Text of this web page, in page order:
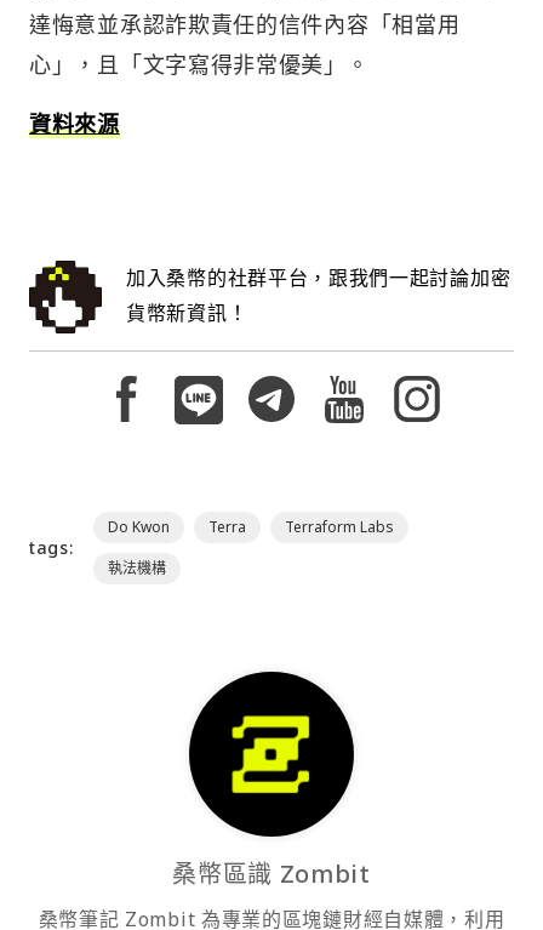
達悔意並承認詐欺責任的信件內容「相當用
心」，且「文字寫得非常優美」。
資料來源
加入桑幣的社群平台，跟我們一起討論加密
貨幣新資訊！
tags:
Do Kwon Terra
Terraform Labs
執法機構
桑幣區識 Zombit
桑幣筆記 Zombit 為專業的區塊鏈財經自媒體，利用